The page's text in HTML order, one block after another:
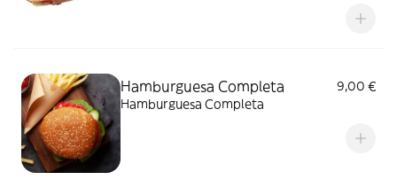
Hamburguesa Completa
9,00 €
Hamburguesa Completa